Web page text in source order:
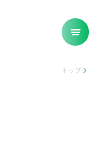
トップ